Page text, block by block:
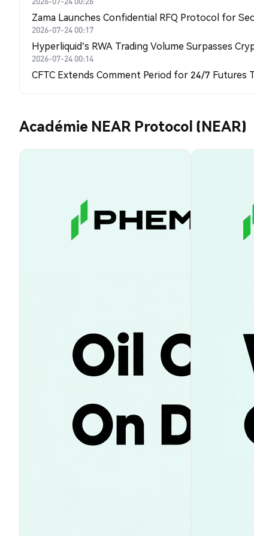
Zama Launches Confidential RFQ Protocol for
2026-07-24 00:17
Hyperliquid's RWA Trading Volume Surpasses
2026-07-24 00:14
CFTC Extends Comment Period for 24/7 Futures
Académie NEAR Protocol (NEAR)